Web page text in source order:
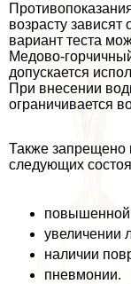
возрасту зависят
вариант теста
Медово-
допускается
При внесении
ограничивается
Также запрещено
следующих
повышенной
увеличении
наличии
пневмонии.